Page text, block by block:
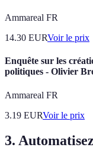
Ammareal FR
14.30 EURVoir le prix
Enquête sur les
politiques - Olivier
Ammareal FR
3.19 EURVoir le prix
3.